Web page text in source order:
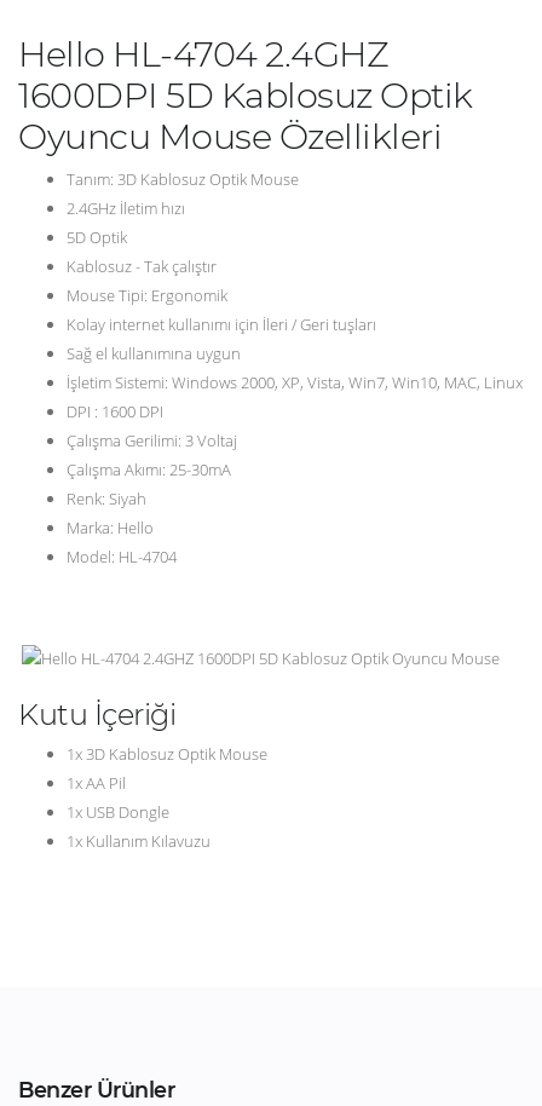
Hello HL-4704 2.4GHZ
1600DPI 5D Kablosuz Optik
Oyuncu Mouse Özellikleri
Tanım: 3D Kablosuz Optik Mouse
2.4GHz İletim hızı
5D Optik
Kablosuz - Tak çalıştır
Mouse Tipi: Ergonomik
Kolay internet kullanımı için İleri / Geri tuşları
Sağ el kullanımına uygun
İşletim Sistemi: Windows 2000, XP, Vista, Win7, Win10, MAC, Linux
DPI : 1600 DPI
Çalışma Gerilimi: 3 Voltaj
Çalışma Akımı: 25-30mA
Renk: Siyah
Marka: Hello
Model: HL-4704
Kutu İçeriği
1x 3D Kablosuz Optik Mouse
1x AA Pil
1x USB Dongle
1x Kullanım Kılavuzu
Benzer Ürünler